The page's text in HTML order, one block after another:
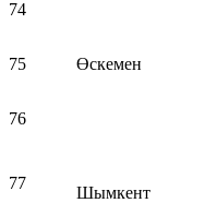
74
75 Өскемен
76
Шымкент
77